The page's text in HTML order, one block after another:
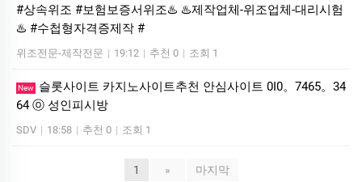
#상속위조 #보험보증서위조♨️ ♨️제작업체-위조업체-대리시험
♨️ #수첩형자격증제작 #
위조전문-제작전문 | 19:12 | 추천 0 | 조회 1
New
슬롯사이트 카지노사이트추천 안심사이트 0I0。7465。34
64 ⓞ 성인피시방
SDV | 18:58 | 추천 0 | 조회 1
1 » 마지막